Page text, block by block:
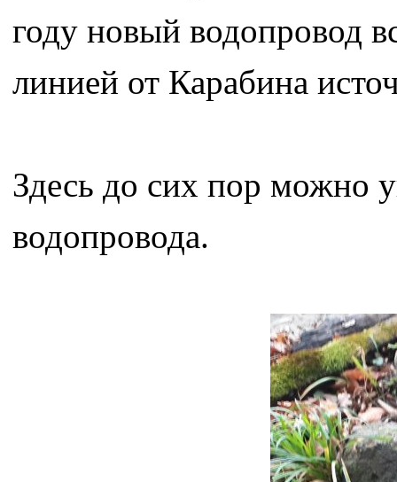
году новый водопровод
линией от Карабина
Здесь до сих пор можно
водопровода.